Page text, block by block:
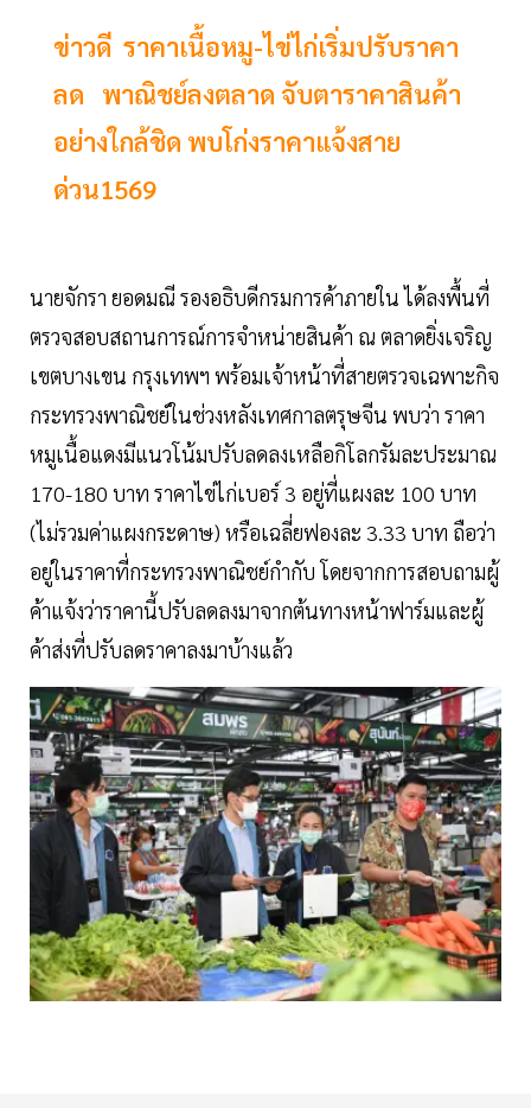
ข่าวดี ราคาเนื้อหมู-ไข่ไก่เริ่มปรับราคา
ลด พาณิชย์ลงตลาด จับตาราคาสินค้า
อย่างใกล้ชิด พบโก่งราคาแจ้งสาย
ด่วน1569
นายจักรา ยอดมณี รองอธิบดีกรมการค้าภายใน ได้ลงพื้นที่
ตรวจสอบสถานการณ์การจำหน่ายสินค้า ณ ตลาดยิ่งเจริญ
เขตบางเขน กรุงเทพฯ พร้อมเจ้าหน้าที่สายตรวจเฉพาะกิจ
กระทรวงพาณิชย์ในช่วงหลังเทศกาลตรุษจีน พบว่า ราคา
หมูเนื้อแดงมีแนวโน้มปรับลดลงเหลือกิโลกรัมละประมาณ
170-180 บาท ราคาไข่ไก่เบอร์ 3 อยู่ที่แผงละ 100 บาท
(ไม่รวมค่าแผงกระดาษ) หรือเฉลี่ยฟองละ 3.33 บาท ถือว่า
อยู่ในราคาที่กระทรวงพาณิชย์กำกับ โดยจากการสอบถามผู้
ค้าแจ้งว่าราคานี้ปรับลดลงมาจากต้นทางหน้าฟาร์มและผู้
ค้าส่งที่ปรับลดราคาลงมาบ้างแล้ว